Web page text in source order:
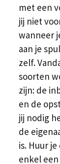
met een
jij niet
wanneer
aan je
zelf.
soorten
zijn: de
en de
jij nodig
de
is. Huur
enkel een